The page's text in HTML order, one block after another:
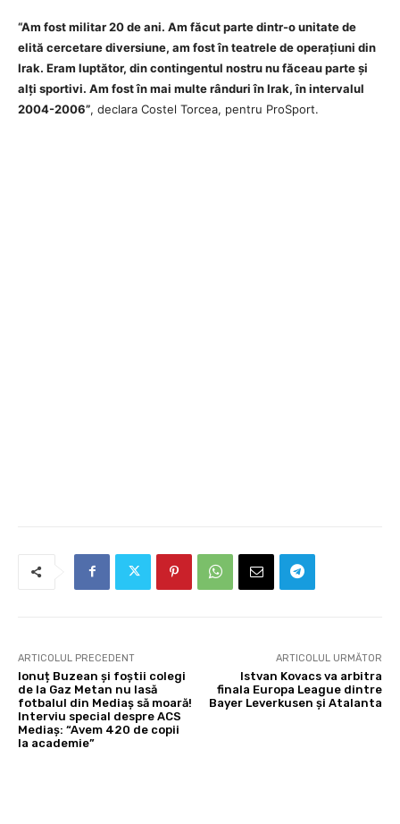
“Am fost militar 20 de ani. Am făcut parte dintr-o unitate de
elită cercetare diversiune, am fost în teatrele de operațiuni din
Irak. Eram luptător, din contingentul nostru nu făceau parte și
alți sportivi. Am fost în mai multe rânduri în Irak, în intervalul
2004-2006”, declara Costel Torcea, pentru ProSport.
ARTICOLUL PRECEDENT
Ionuț Buzean și foștii colegi
de la Gaz Metan nu lasă
fotbalul din Mediaș să moară!
Interviu special despre ACS
Mediaș: “Avem 420 de copii
la academie”
ARTICOLUL URMĂTOR
Istvan Kovacs va arbitra
finala Europa League dintre
Bayer Leverkusen și Atalanta